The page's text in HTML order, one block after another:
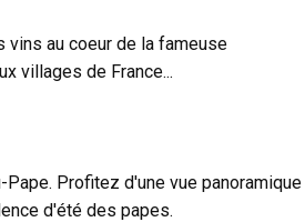
vins au coeur de la fameuse
villages de France...
Profitez d'une vue panoramique
d'été des papes.